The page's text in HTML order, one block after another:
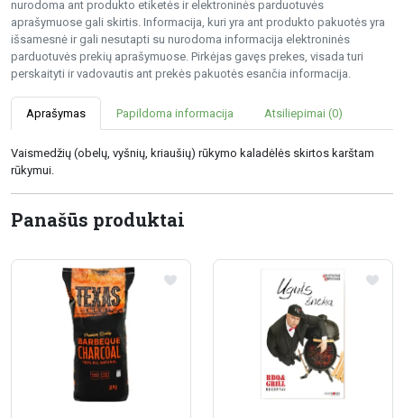
nurodoma ant produkto etiketės ir elektroninės parduotuvės
aprašymuose gali skirtis. Informacija, kuri yra ant produkto pakuotės yra
išsamesnė ir gali nesutapti su nurodoma informacija elektroninės
parduotuvės prekių aprašymuose. Pirkėjas gavęs prekes, visada turi
perskaityti ir vadovautis ant prekės pakuotės esančia informacija.
Aprašymas Papildoma informacija Atsiliepimai (0)
Vaismedžių (obelų, vyšnių, kriaušių) rūkymo kaladėlės skirtos karštam
rūkymui.
Panašūs produktai